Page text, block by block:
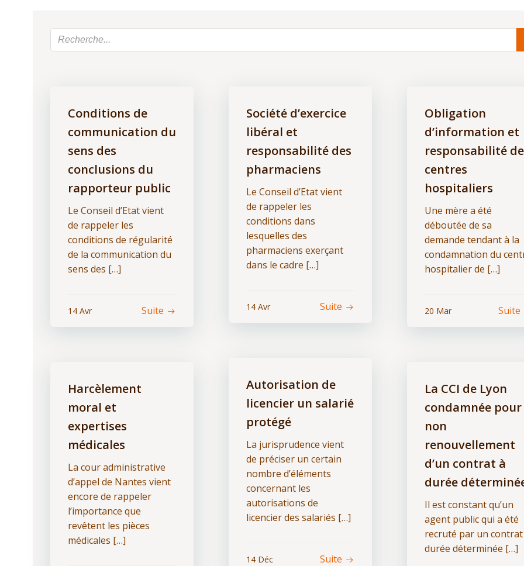
Conditions de
communication du
sens des
conclusions du
rapporteur public
Le Conseil d’Etat vient
de rappeler les
conditions de régularité
de la communication du
sens des […]
14 Avr Suite
Société d’exercice
libéral et
responsabilité des
pharmaciens
Le Conseil d’Etat vient
de rappeler les
conditions dans
lesquelles des
pharmaciens exerçant
dans le cadre […]
14 Avr Suite
Obligation
d’information et
responsabilité
centres
hospitaliers
Une mère a été
déboutée de sa
demande tendant à la
condamnation du
hospitalier de […]
20 Mar Suite
Autorisation de
licencier un salarié
protégé
La jurisprudence vient
de préciser un certain
nombre d’éléments
concernant les
autorisations de
licencier des salariés […]
14 Déc Suite
Harcèlement
moral et
expertises
médicales
La cour administrative
d’appel de Nantes vient
encore de rappeler
l’importance que
revêtent les pièces
médicales […]
La CCI de Lyon
condamnée pour
non
renouvellement
d’un contrat à
durée
Il est constant qu’un
agent public qui a été
recruté par un
durée déterminée […]